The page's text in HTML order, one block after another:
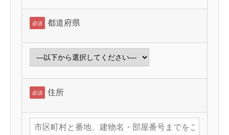
必須 都道府県
必須 住所